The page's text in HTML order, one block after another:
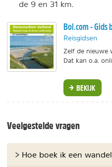
de 9 en 31 km.
Bol.com - Gids
Reisgidsen
Zelf de nieuwe
Dat kan o.a.
BEKIJK
Veelgestelde vragen
> Hoe boek ik een